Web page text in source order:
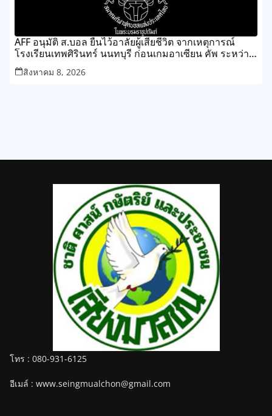
AFF อนุมัติ ส.บอล ยืนไว้อาลัยผู้เสียชีวิต จากเหตุการณ์
โรงเรียนเทพศิรินทร์ นนทบุรี ก่อนเกมอาเซียน คัพ ระหว่าง
ไทย กับ เมียนมา
สิงหาคม 8, 2026
โทร : 080-931-6125
อีเมล์ : www.seingmualchon@gmail.com